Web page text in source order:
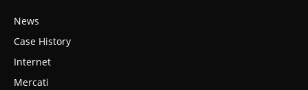
News
Case History
Internet
Mercati